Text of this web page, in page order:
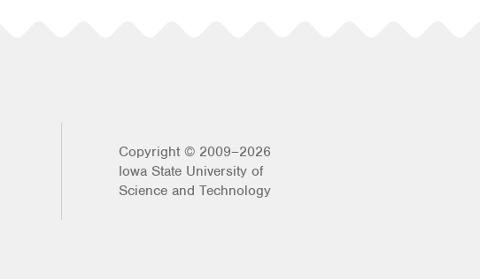
Copyright © 2009–2026
Iowa State University of
Science and Technology